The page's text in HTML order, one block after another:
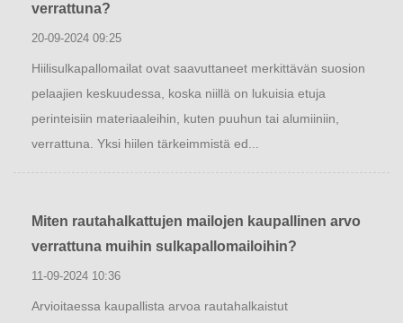
verrattuna?
20-09-2024 09:25
Hiilisulkapallomailat ovat saavuttaneet merkittävän suosion
pelaajien keskuudessa, koska niillä on lukuisia etuja
perinteisiin materiaaleihin, kuten puuhun tai alumiiniin,
verrattuna. Yksi hiilen tärkeimmistä ed...
Miten rautahalkattujen mailojen kaupallinen arvo
verrattuna muihin sulkapallomailoihin?
11-09-2024 10:36
Arvioitaessa kaupallista arvoa rautahalkaistut